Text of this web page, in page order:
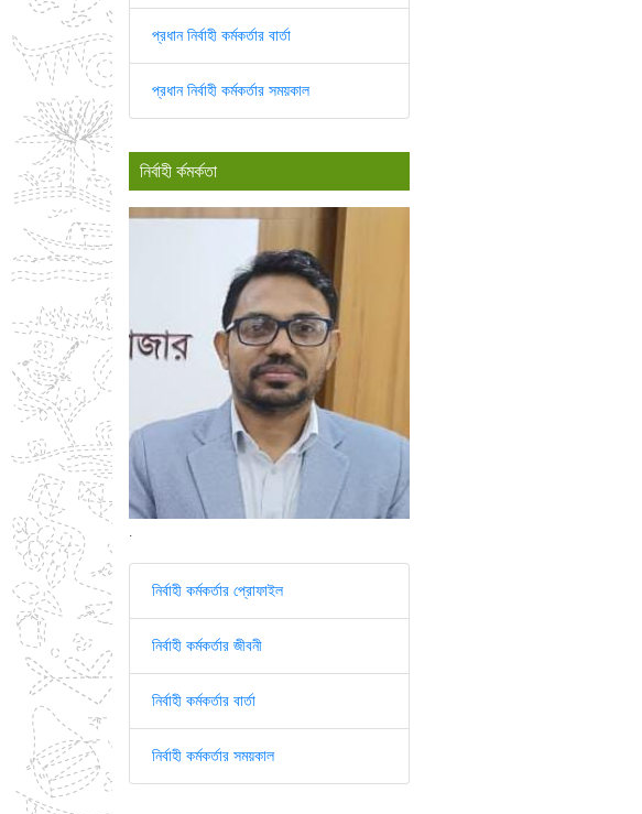
প্রধান নির্বাহী কর্মকর্তার বার্তা
প্রধান নির্বাহী কর্মকর্তার সময়কাল
নির্বাহী র্কমর্কতা
.
নির্বাহী কর্মকর্তার প্রোফাইল
নির্বাহী কর্মকর্তার জীবনী
নির্বাহী কর্মকর্তার বার্তা
নির্বাহী কর্মকর্তার সময়কাল